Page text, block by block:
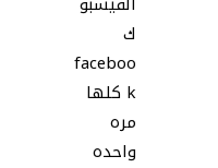
ك
faceboo
k كلها
مره
واحده